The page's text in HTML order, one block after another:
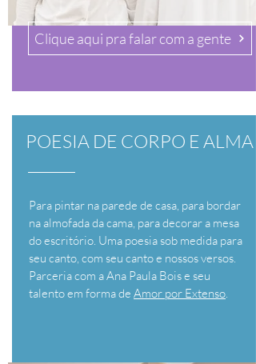
Clique aqui pra falar com a gente
Para pintar na parede de casa, para bordar
na almofada da cama, para decorar a mesa
do escritório. Uma poesia sob medida para
seu canto, com seu canto e nossos versos.
Parceria com a Ana Paula Bois e seu
talento em forma de Amor por Extenso.
POESIA DE CORPO E ALMA